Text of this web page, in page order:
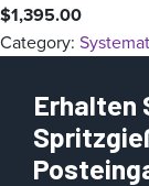
$1,395.00
Category:
Erhalten